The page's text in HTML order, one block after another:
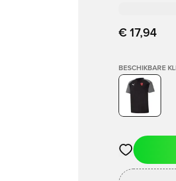
€ 17,94
BESCHIKBARE
Opent een